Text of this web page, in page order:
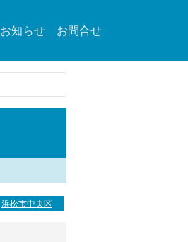
お知らせ お問合せ
浜松市中央区